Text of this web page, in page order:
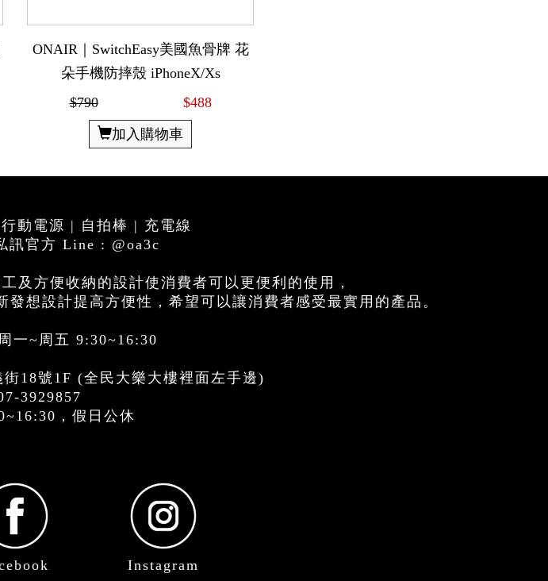
ONAIR｜SwitchEasy美國魚骨牌 花
朵手機防摔殼 iPhoneX/Xs
$790
$488
加入購物車
動電源 | 自拍棒 | 充電線
訊官方 Line : @oa3c
及方便收納的設計使消費者可以更便利的使用，
想設計提高方便性，希望可以讓消費者感受最實用的產品。
一~周五 9:30~16:30
18號1F (全民大樂大樓裡面左手邊)
3929857
，假日公休
Instagram